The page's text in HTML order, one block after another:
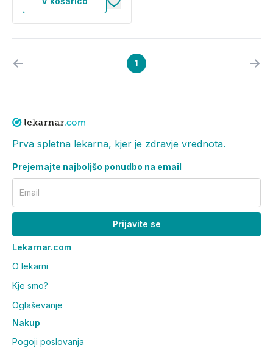
1
Prva spletna lekarna, kjer je zdravje vrednota.
Prejemajte najboljšo ponudbo na email
Email
Prijavite se
Lekarnar.com
O lekarni
Kje smo?
Oglaševanje
Nakup
Pogoji poslovanja